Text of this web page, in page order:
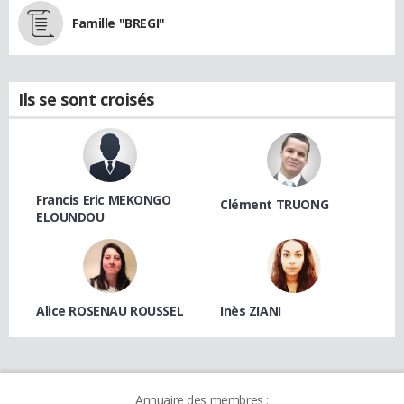
Famille "BREGI"
Ils se sont croisés
Francis Eric MEKONGO
ELOUNDOU
Clément TRUONG
Alice ROSENAU ROUSSEL Inès ZIANI
Annuaire des membres :